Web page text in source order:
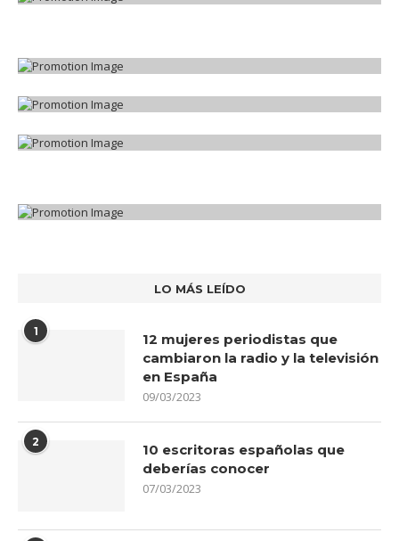
LO MÁS LEÍDO
1
12 mujeres periodistas que
cambiaron la radio y la televisión
en España
09/03/2023
2
10 escritoras españolas que
deberías conocer
07/03/2023